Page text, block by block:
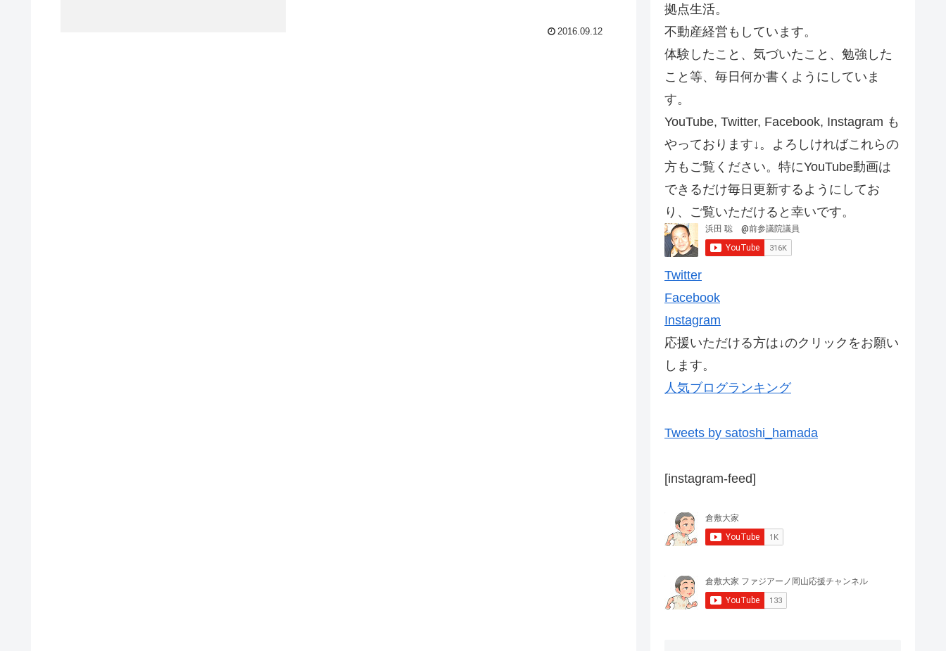
2016.09.12
拠点生活。
不動産経営もしています。
体験したこと、気づいたこと、勉強した
こと等、毎日何か書くようにしていま
す。
YouTube, Twitter, Facebook, Instagram も
やっております↓。よろしければこれらの
方もご覧ください。特にYouTube動画は
できるだけ毎日更新するようにしてお
り、ご覧いただけると幸いです。
Twitter
Facebook
Instagram
応援いただける方は↓のクリックをお願い
します。
人気ブログランキング
Tweets by satoshi_hamada
[instagram-feed]